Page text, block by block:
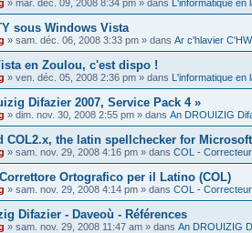
» mar. déc. 09, 2008 8:34 pm » dans L'informatique en
sous Windows Vista
» sam. déc. 06, 2008 3:33 pm » dans Ar c'hlavier
en Zoulou, c'est dispo !
» ven. déc. 05, 2008 2:36 pm » dans L'informatique en
Difazier 2007, Service Pack 4 »
» dim. nov. 30, 2008 2:55 pm » dans An DROUIZIG
COL2.x, the latin spellchecker for
» sam. nov. 29, 2008 4:16 pm » dans COL -
Ortografico per il Latino (COL)
» sam. nov. 29, 2008 4:14 pm » dans COL -
Difazier - Daveoù - Références
» sam. nov. 29, 2008 11:47 am » dans An DROUIZIG